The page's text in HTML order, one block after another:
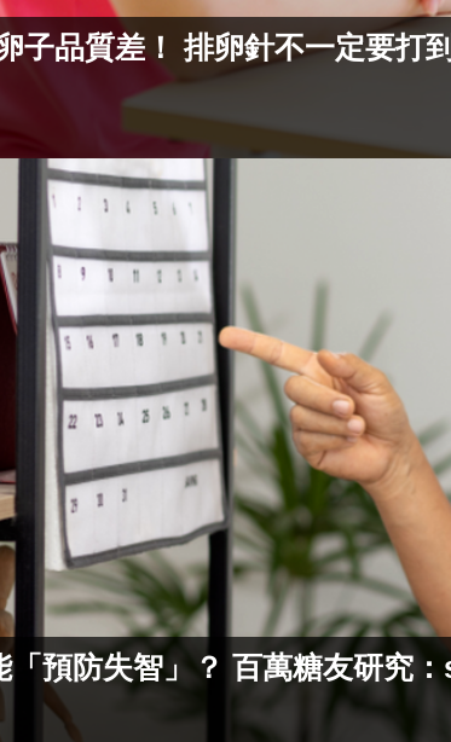
子品質差！ 排卵針不一定要打
「預防失智」？ 百萬糖友研究